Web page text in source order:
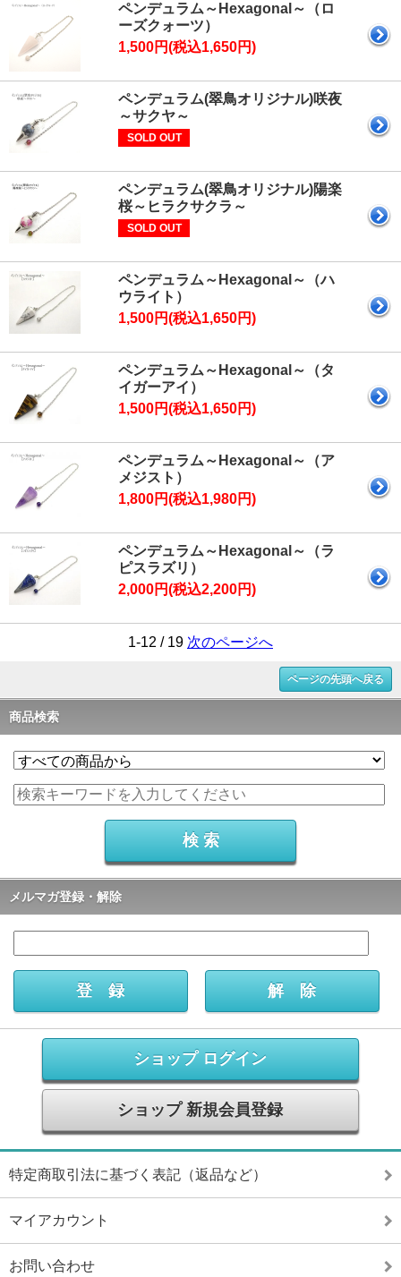
ペンデュラム～Hexagonal～（ロ
ーズクォーツ）
1,500円(税込1,650円)
ペンデュラム(翠鳥オリジナル)咲夜
～サクヤ～
SOLD OUT
ペンデュラム(翠鳥オリジナル)陽楽
桜～ヒラクサクラ～
SOLD OUT
ペンデュラム～Hexagonal～（ハ
ウライト）
1,500円(税込1,650円)
ペンデュラム～Hexagonal～（タ
イガーアイ）
1,500円(税込1,650円)
ペンデュラム～Hexagonal～（ア
メジスト）
1,800円(税込1,980円)
ペンデュラム～Hexagonal～（ラ
ピスラズリ）
2,000円(税込2,200円)
1-12 / 19 次のページへ
ページの先頭へ戻る
商品検索
メルマガ登録・解除
ショップ ログイン
ショップ 新規会員登録
特定商取引法に基づく表記（返品など）
マイアカウント
お問い合わせ